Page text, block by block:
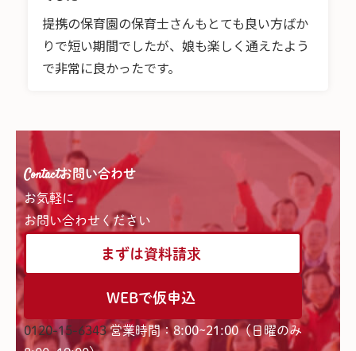
提携の保育園の保育士さんもとても良い方ばか
りで短い期間でしたが、娘も楽しく通えたよう
で非常に良かったです。
Contactお問い合わせ
お気軽に
お問い合わせください
まずは資料請求
WEBで仮申込
0120-15-6343 営業時間：8:00~21:00（日曜のみ